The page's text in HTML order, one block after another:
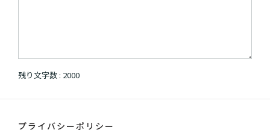
残り文字数 : 2000
プライバシーポリシー